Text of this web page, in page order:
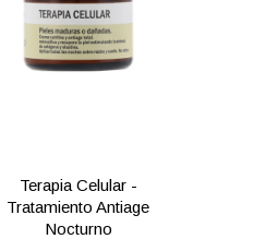
Terapia Celular -
Tratamiento Antiage
Nocturno